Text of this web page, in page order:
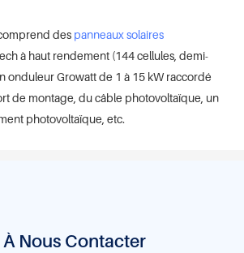
des panneaux solaires
à haut rendement (144 cellules, demi-
onduleur Growatt de 1 à 15 kW raccordé
de montage, du câble photovoltaïque, un
photovoltaïque, etc.
À Nous Contacter